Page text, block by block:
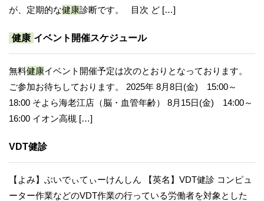
が、定期的な健康診断です。 目次 ど […]
健康 イベント開催スケジュール
無料健康イベント開催予定は次のとおりとなっております。
ご参加お待ちしております。 2025年 8月8日(金) 15:00～
18:00 そよら海老江店（脳・血管年齢） 8月15日(金) 14:00～
16:00 イオン高槻 […]
VDT健診
【よみ】ぶいでぃてぃーけんしん 【英名】VDT健診 コンピュ
ーター作業などのVDT作業の行っている労働者を対象とした